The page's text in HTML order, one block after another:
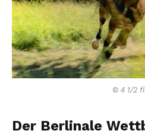
© 4 1/2
Der Berlinale